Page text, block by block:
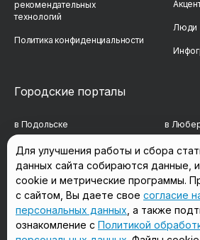
рекомендательных
технологий
Политика конфиденциальности
Люди
Городские порталы
в Подольске в
в Мытищах в
в Реутове в
в Балашихе в
в Сергиевом Посаде в
Для улучшения работы и сбора
данных сайта собираются данные,
cookie и метрические программы.
с сайтом, Вы даете свое согласие
персональных данных , а также
ознакомление с Политикой